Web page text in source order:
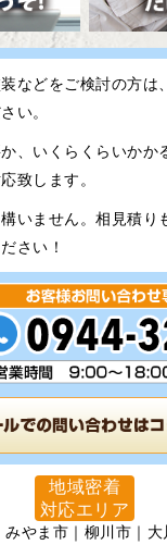
などをご検討の方は
い。
、いくらくらいかか
致します。
いません。相見積り
さい！
地域密着
対応エリア
やま市｜柳川市｜大